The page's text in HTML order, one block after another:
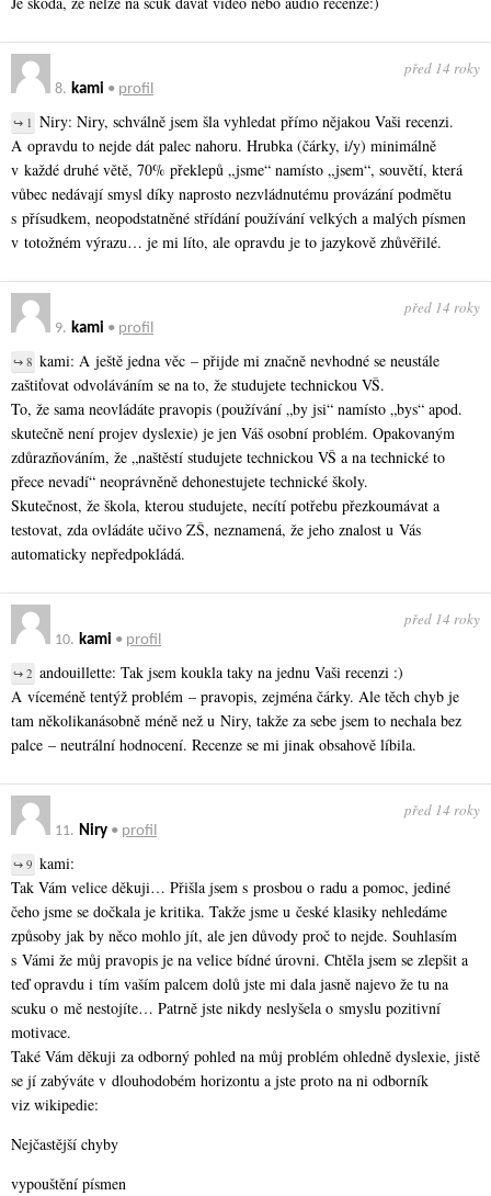
8. kami • profil
před 14 roky
↪ 1 Niry: Niry, schválně jsem šla vyhledat přímo nějakou Vaši recenzi.
A opravdu to nejde dát palec nahoru. Hrubka (čárky, i/y) minimálně
v každé druhé větě, 70% překlepů „jsme“ namísto „jsem“, souvětí, která
vůbec nedávají smysl díky naprosto nezvládnutému provázání podmětu
s přísudkem, neopodstatněné střídání používání velkých a malých písmen
v totožném výrazu… je mi líto, ale opravdu je to jazykově zhůvěřilé.
9. kami • profil
před 14 roky
↪ 8 kami: A ještě jedna věc – přijde mi značně nevhodné se neustále
zaštiťovat odvoláváním se na to, že studujete technickou VŠ.
To, že sama neovládáte pravopis (používání „by jsi“ namísto „bys“ apod.
skutečně není projev dyslexie) je jen Váš osobní problém. Opakovaným
zdůrazňováním, že „naštěstí studujete technickou VŠ a na technické to
přece nevadí“ neoprávněně dehonestujete technické školy.
Skutečnost, že škola, kterou studujete, necítí potřebu přezkoumávat a
testovat, zda ovládáte učivo ZŠ, neznamená, že jeho znalost u Vás
automaticky nepředpokládá.
10. kami • profil
před 14 roky
↪ 2 andouillette: Tak jsem koukla taky na jednu Vaši recenzi :)
A víceméně tentýž problém – pravopis, zejména čárky. Ale těch chyb je
tam několikanásobně méně než u Niry, takže za sebe jsem to nechala bez
palce – neutrální hodnocení. Recenze se mi jinak obsahově líbila.
11. Niry • profil
před 14 roky
↪ 9 kami:
Tak Vám velice děkuji… Přišla jsem s prosbou o radu a pomoc, jediné
čeho jsme se dočkala je kritika. Takže jsme u české klasiky nehledáme
způsoby jak by něco mohlo jít, ale jen důvody proč to nejde. Souhlasím
s Vámi že můj pravopis je na velice bídné úrovni. Chtěla jsem se zlepšit a
teď opravdu i tím vaším palcem dolů jste mi dala jasně najevo že tu na
scuku o mě nestojíte… Patrně jste nikdy neslyšela o smyslu pozitivní
motivace.
Také Vám děkuji za odborný pohled na můj problém ohledně dyslexie, jistě
se jí zabýváte v dlouhodobém horizontu a jste proto na ni odborník
viz wikipedie:
Nejčastější chyby
vypouštění písmen